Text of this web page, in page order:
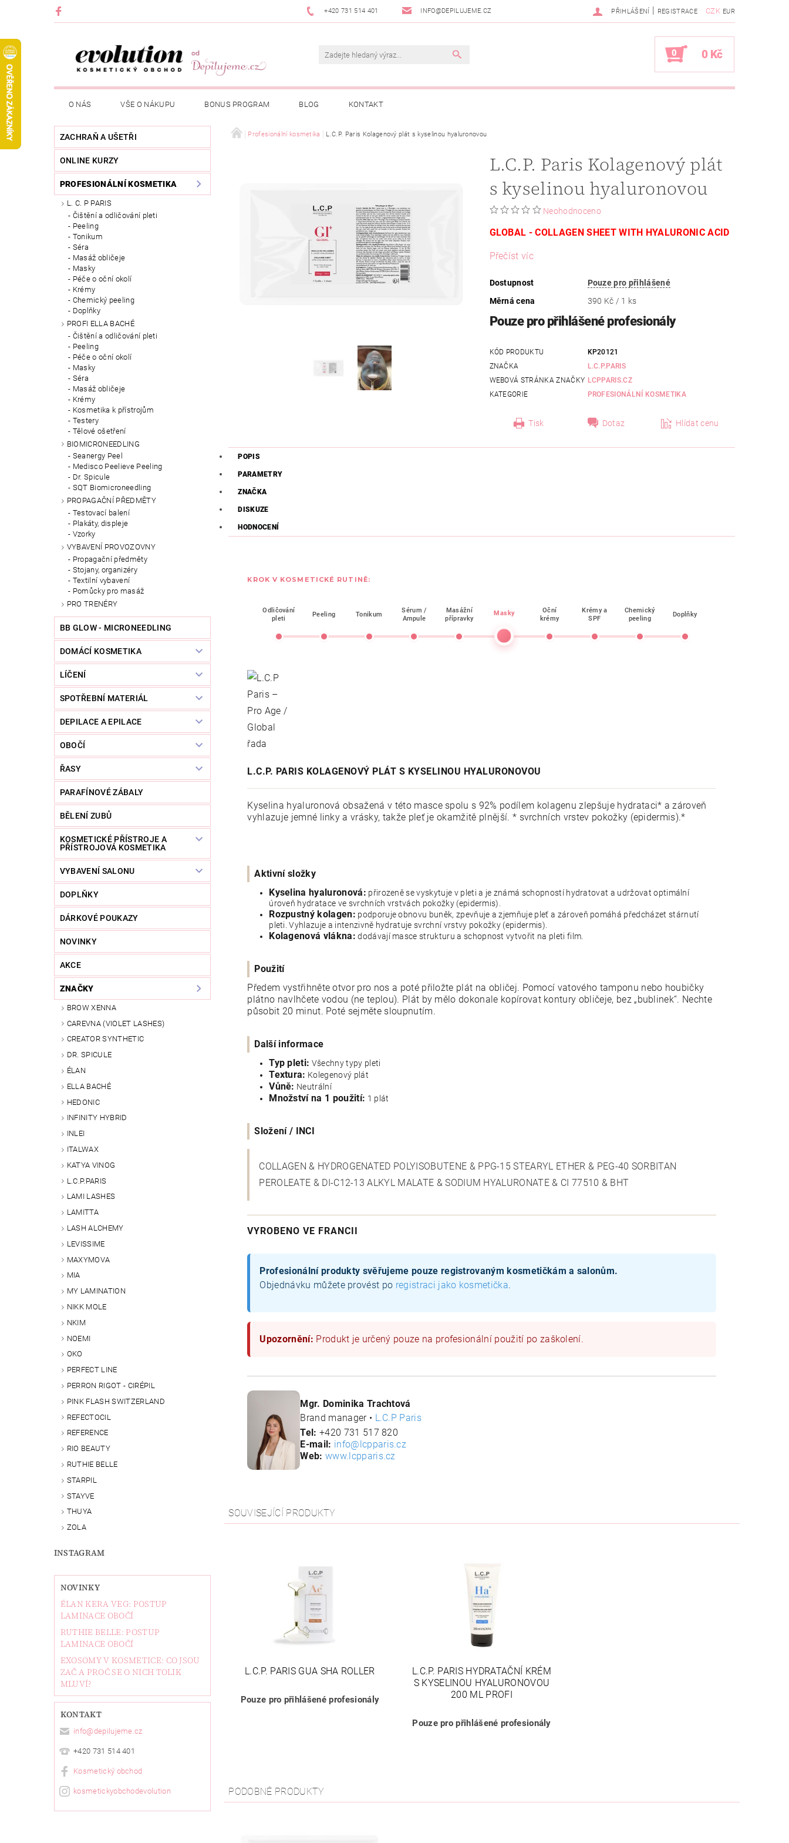
+420 731 514 401 INFO@DEPILUJEME.CZ CZK EUR
PŘIHLÁŠENÍ | REGISTRACE
0 0 Kč
O NÁS VŠE O NÁKUPU BONUS PROGRAM BLOG KONTAKT
ZACHRAŇ A UŠETŘI
ONLINE KURZY
PROFESIONÁLNÍ KOSMETIKA
L. C. P PARIS
Čištění a odličování pleti
Peeling
Tonikum
Séra
Masáž obličeje
Masky
Péče o oční okolí
Krémy
Chemický peeling
Doplňky
PROFI ELLA BACHÉ
Čištění a odličování pleti
Peeling
Péče o oční okolí
Masky
Séra
Masáž obličeje
Krémy
Kosmetika k přístrojům
Testery
Tělové ošetření
BIOMICRONEEDLING
Seanergy Peel
Medisco Peelieve Peeling
Dr. Spicule
SQT Biomicroneedling
PROPAGAČNÍ PŘEDMĚTY
Testovací balení
Plakáty, displeje
Vzorky
VYBAVENÍ PROVOZOVNY
Propagační předměty
Stojany, organizéry
Textilní vybavení
Pomůcky pro masáž
PRO TRENÉRY
BB GLOW - MICRONEEDLING
DOMÁCÍ KOSMETIKA
LÍČENÍ
SPOTŘEBNÍ MATERIÁL
DEPILACE A EPILACE
OBOČÍ
ŘASY
PARAFÍNOVÉ ZÁBALY
BĚLENÍ ZUBŮ
KOSMETICKÉ PŘÍSTROJE A
PŘÍSTROJOVÁ KOSMETIKA
VYBAVENÍ SALONU
DOPLŇKY
DÁRKOVÉ POUKAZY
NOVINKY
AKCE
ZNAČKY
BROW XENNA
CAREVNA (VIOLET LASHES)
CREATOR SYNTHETIC
DR. SPICULE
ÉLAN
ELLA BACHÉ
HEDONIC
INFINITY HYBRID
INLEI
ITALWAX
KATYA VINOG
L.C.P.PARIS
LAMI LASHES
LAMITTA
LASH ALCHEMY
LEVISSIME
MAXYMOVA
MIA
MY LAMINATION
NIKK MOLE
NKIM
NOEMI
OKO
PERFECT LINE
PERRON RIGOT - CIRÉPIL
PINK FLASH SWITZERLAND
REFECTOCIL
REFERENCE
RIO BEAUTY
RUTHIE BELLE
STARPIL
STAYVE
THUYA
ZOLA
INSTAGRAM
NOVINKY
ÉLAN KERA VEG: POSTUP
LAMINACE OBOČÍ
RUTHIE BELLE: POSTUP
LAMINACE OBOČÍ
EXOSOMY V KOSMETICE: CO JSOU
ZAČ A PROČ SE O NICH TOLIK
MLUVÍ?
KONTAKT
info@depilujeme.cz
+420 731 514 401
Kosmetický obchod
kosmetickyobchodevolution
Profesionální kosmetika L.C.P. Paris Kolagenový plát s kyselinou hyaluronovou
L.C.P. Paris Kolagenový plát
s kyselinou hyaluronovou
Neohodnoceno
GLOBAL -COLLAGEN SHEET WITH HYALURONIC ACID
Přečíst víc
Dostupnost
Pouze pro přihlášené
Měrná cena
390 Kč / 1 ks
Pouze pro přihlášené profesionály
KÓD PRODUKTU
KP20121
ZNAČKA
L.C.P.PARIS
WEBOVÁ STRÁNKA ZNAČKY LCPPARIS.CZ
KATEGORIE
PROFESIONÁLNÍ KOSMETIKA
Tisk Dotaz Hlídat cenu
POPIS
PARAMETRY
ZNAČKA
DISKUZE
HODNOCENÍ
KROK V KOSMETICKÉ RUTINĚ:
Odličování
pleti
Peeling Tonikum
Sérum /
Ampule
Masážní
přípravky
Masky
Oční
krémy
Krémy a
SPF
Chemický
peeling
Doplňky
L.C.P. PARIS KOLAGENOVÝ PLÁT S KYSELINOU HYALURONOVOU
Kyselina hyaluronová obsažená v této masce spolu s 92% podílem kolagenu zlepšuje hydrataci* a zároveň
vyhlazuje jemné linky a vrásky, takže pleť je okamžitě plnější. * svrchních vrstev pokožky (epidermis).*
Aktivní složky
Kyselina hyaluronová: přirozeně se vyskytuje v pleti a je známá schopností hydratovat a udržovat optimální
úroveň hydratace ve svrchních vrstvách pokožky (epidermis).
Rozpustný kolagen: podporuje obnovu buněk, zpevňuje a zjemňuje pleť a zároveň pomáhá předcházet stárnutí
pleti. Vyhlazuje a intenzivně hydratuje svrchní vrstvy pokožky (epidermis).
Kolagenová vlákna: dodávají masce strukturu a schopnost vytvořit na pleti film.
Použití
Předem vystřihněte otvor pro nos a poté přiložte plát na obličej. Pomocí vatového tamponu nebo houbičky
plátno navlhčete vodou (ne teplou). Plát by mělo dokonale kopírovat kontury obličeje, bez „bublinek“. Nechte
působit 20 minut. Poté sejměte sloupnutím.
Další informace
Typ pleti: Všechny typy pleti
Textura: Kolegenový plát
Vůně: Neutrální
Množství na 1 použití: 1 plát
Složení / INCI
COLLAGEN & HYDROGENATED POLYISOBUTENE & PPG-15 STEARYL ETHER & PEG-40 SORBITAN
PEROLEATE & DI-C12-13 ALKYL MALATE & SODIUM HYALURONATE & CI 77510 & BHT
VYROBENO VE FRANCII
Profesionální produkty svěřujeme pouze registrovaným kosmetičkám a salonům.
Objednávku můžete provést po registraci jako kosmetička.
Upozornění: Produkt je určený pouze na profesionální použití po zaškolení.
Mgr. Dominika Trachtová
Brand manager • L.C.P Paris
Tel: +420 731 517 820
E-mail: info@lcpparis.cz
Web: www.lcpparis.cz
SOUVISEJÍCÍ PRODUKTY
L.C.P. PARIS GUA SHA ROLLER
Pouze pro přihlášené profesionály
L.C.P. PARIS HYDRATAČNÍ KRÉM
S KYSELINOU HYALURONOVOU
200 ML PROFI
Pouze pro přihlášené profesionály
PODOBNÉ PRODUKTY